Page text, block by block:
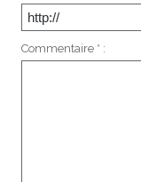
Commentaire * :